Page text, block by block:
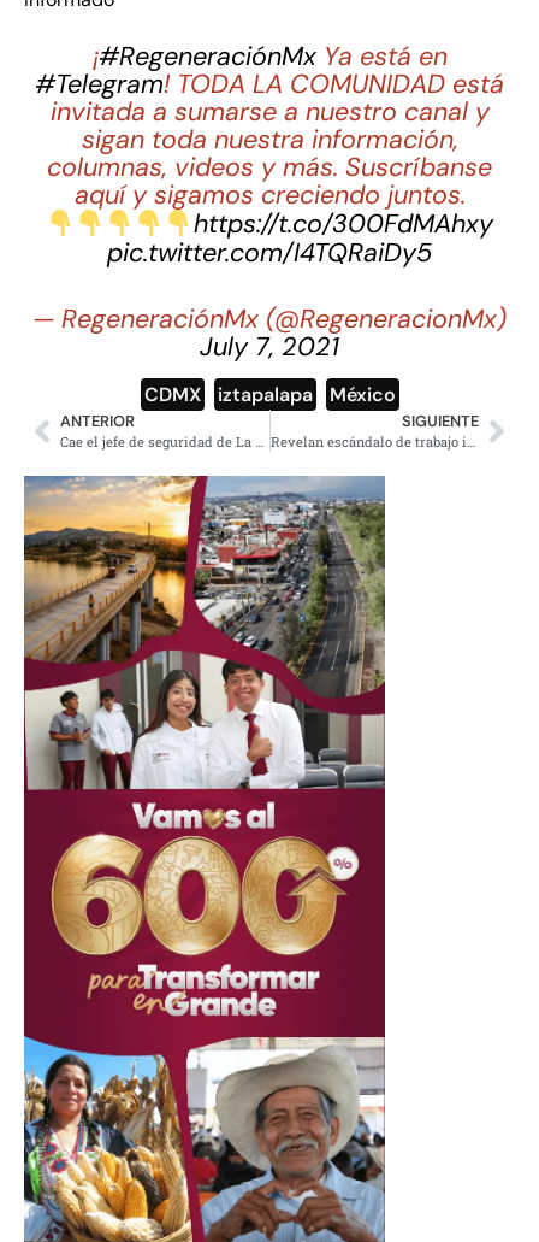
¡#RegeneraciónMxYa está en
#Telegram! TODA LA COMUNIDAD está
invitada a sumarse a nuestro canal y
sigan toda nuestra información,
columnas, videos y más. Suscríbanse
aquí y sigamos creciendo juntos.
https://t.co/300FdMAhxy
pic.twitter.com/I4TQRaiDy5
— RegeneraciónMx (@RegeneracionMx)
July 7, 2021
CDMX iztapalapa México
ANTERIOR
Cae el jefe de seguridad de La Polar; FGJ-CDMX lo acusa de homicidio
SIGUIENTE
Revelan escándalo de trabajo infantil latinoamericano en EE.UU